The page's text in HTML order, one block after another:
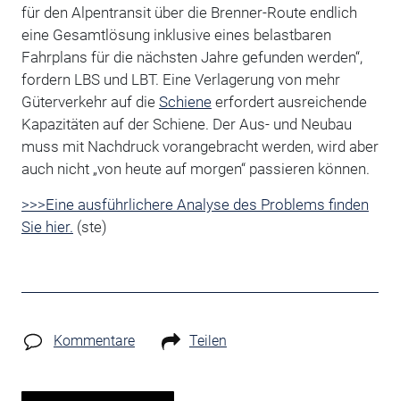
für den Alpentransit über die Brenner-Route endlich
eine Gesamtlösung inklusive eines belastbaren
Fahrplans für die nächsten Jahre gefunden werden“,
fordern LBS und LBT. Eine Verlagerung von mehr
Güterverkehr auf die Schieneerfordert ausreichende
Kapazitäten auf der Schiene. Der Aus- und Neubau
muss mit Nachdruck vorangebracht werden, wird aber
auch nicht „von heute auf morgen“ passieren können.
>>>Eine ausführlichere Analyse des Problems finden
Sie hier. (ste)
Kommentare Teilen